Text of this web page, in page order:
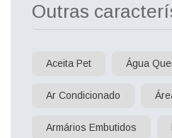
Outras
Aceita Pet Água
Ar Condicionado
Armários Embutidos